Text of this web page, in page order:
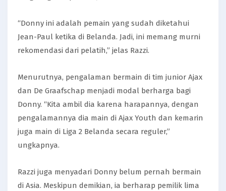
“Donny ini adalah pemain yang sudah diketahui
Jean-Paul ketika di Belanda. Jadi, ini memang murni
rekomendasi dari pelatih,” jelas Razzi.
Menurutnya, pengalaman bermain di tim junior Ajax
dan De Graafschap menjadi modal berharga bagi
Donny. “Kita ambil dia karena harapannya, dengan
pengalamannya dia main di Ajax Youth dan kemarin
juga main di Liga 2 Belanda secara reguler,”
ungkapnya.
Razzi juga menyadari Donny belum pernah bermain
di Asia. Meskipun demikian, ia berharap pemilik lima